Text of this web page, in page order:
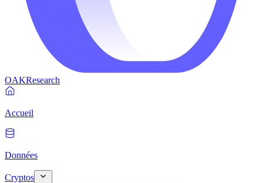
OAKResearch
Accueil
Données
Cryptos